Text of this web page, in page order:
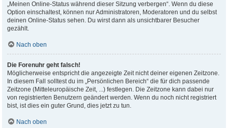
„Meinen Online-Status während dieser Sitzung verbergen“. Wenn du diese
Option einschaltest, können nur Administratoren, Moderatoren und du selbst
deinen Online-Status sehen. Du wirst dann als unsichtbarer Besucher
gezählt.
Nach oben
Die Forenuhr geht falsch!
Möglicherweise entspricht die angezeigte Zeit nicht deiner eigenen Zeitzone.
In diesem Fall solltest du im „Persönlichen Bereich“ die für dich passende
Zeitzone (Mitteleuropäische Zeit, ...) festlegen. Die Zeitzone kann dabei nur
von registrierten Benutzern geändert werden. Wenn du noch nicht registriert
bist, ist dies ein guter Grund, dies jetzt zu tun.
Nach oben